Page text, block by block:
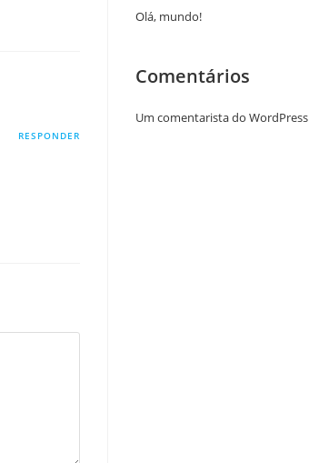
RESPONDER
Olá, mundo!
Comentários
Um comentarista do WordPress